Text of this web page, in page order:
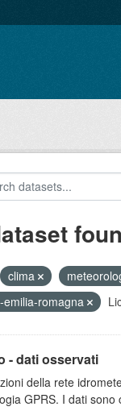
clima
emilia-romagna
- dati osservati
della rete
GPRS. I dati sono